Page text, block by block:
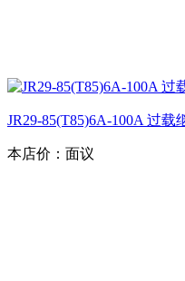
JR29-85(T85)6A-100A 过
本店价： 面议